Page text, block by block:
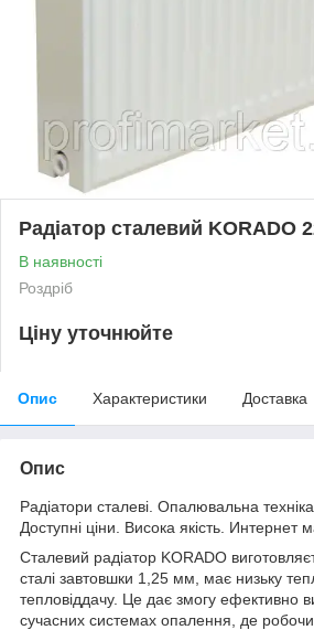
Радіатор сталевий KORADO
В наявності
Роздріб
Ціну уточнюйте
Опис Характеристики Доставка
Опис
Радіатори сталеві. Опалювальна
Доступні ціни. Висока якість. Интернет
Сталевий радіатор KORADO
сталі завтовшки 1,25 мм, має низьку
тепловіддачу. Це дає змогу ефективно
сучасних системах опалення, де